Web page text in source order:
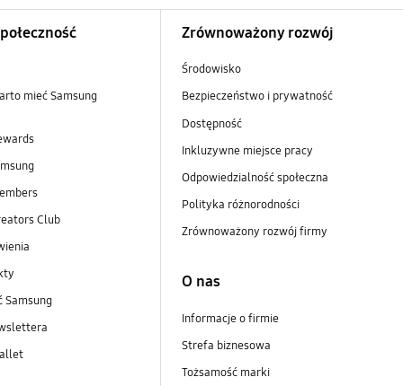
mieć Samsung
Club
Samsung
Zrównoważony rozwój
Środowisko
Bezpieczeństwo i prywatność
Dostępność
Inkluzywne miejsce pracy
Odpowiedzialność społeczna
Polityka różnorodności
Zrównoważony rozwój firmy
O nas
Informacje o firmie
Strefa biznesowa
Tożsamość marki